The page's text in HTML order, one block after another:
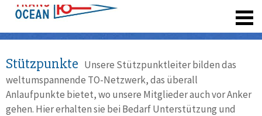
Stützpunkte Unsere Stützpunktleiter bilden das
weltumspannende TO-Netzwerk, das überall
Anlaufpunkte bietet, wo unsere Mitglieder auch vor Anker
gehen. Hier erhalten sie bei Bedarf Unterstützung und